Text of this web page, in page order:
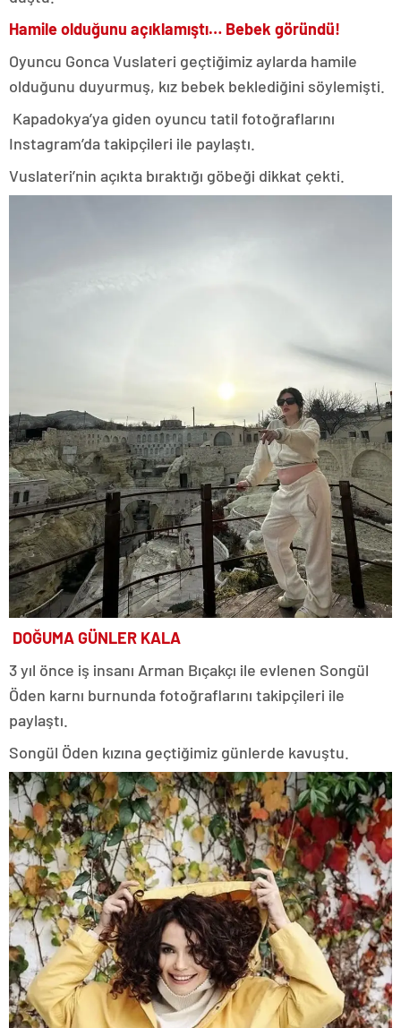
Hamile olduğunu açıklamıştı… Bebek göründü!
Oyuncu Gonca Vuslateri geçtiğimiz aylarda hamile
olduğunu duyurmuş, kız bebek beklediğini söylemişti.
Kapadokya’ya giden oyuncu tatil fotoğraflarını
Instagram’da takipçileri ile paylaştı.
Vuslateri’nin açıkta bıraktığı göbeği dikkat çekti.
DOĞUMA GÜNLER KALA
3 yıl önce iş insanı Arman Bıçakçı ile evlenen Songül
Öden karnı burnunda fotoğraflarını takipçileri ile
paylaştı.
Songül Öden kızına geçtiğimiz günlerde kavuştu.